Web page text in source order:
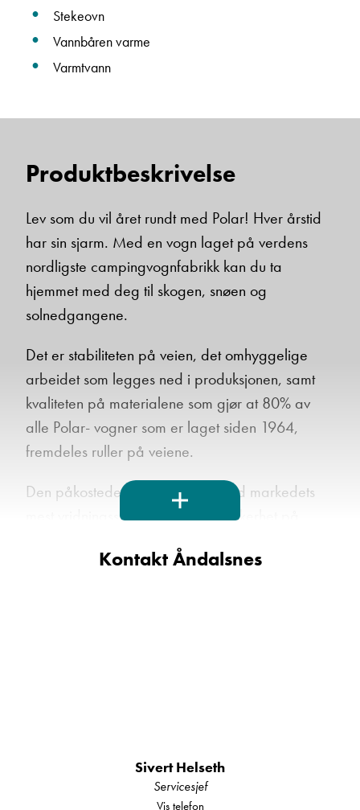
Stekeovn
Vannbåren varme
Varmtvann
Produktbeskrivelse
Lev som du vil året rundt med Polar! Hver årstid
har sin sjarm. Med en vogn laget på verdens
nordligste campingvognfabrikk kan du ta
hjemmet med deg til skogen, snøen og
solnedgangene.
Det er stabiliteten på veien, det omhyggelige
arbeidet som legges ned i produksjonen, samt
kvaliteten på materialene som gjør at 80% av
alle Polar- vogner som er laget siden 1964,
fremdeles ruller på veiene.
Den påkostede konstruksjonen med markedets
mest vridningsstive karosseri gir sikkerhet på
En av hemmelighetene er at skjøtene i gulvfineren
rundsittegruppe i en herlig, farge. Ikke bare
skaper fargen en dus atmosfære i hele vognen,
Kontakt Åndalsnes
Sivert Helseth
Servicesjef
Vis telefon